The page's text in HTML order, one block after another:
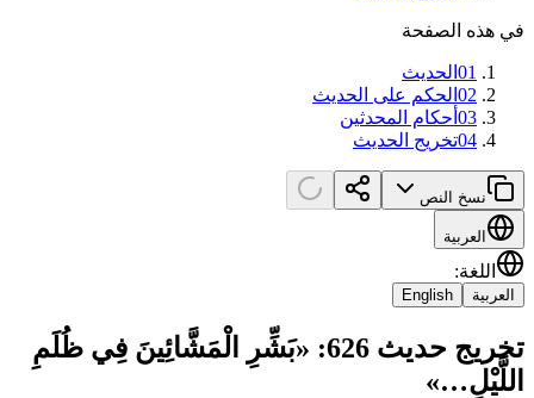
في هذه الصفحة
01 الحديث
02 الحكم على الحديث
03 أحكام المحدثين
04تخريج الحديث
نسخ النص
العربية
اللغة:
العربية English
تخريج حديث 626: «بَشِّرِ الْمَشَّائِينَ فِي ظُلَمِ
اللَّيْلِ…»